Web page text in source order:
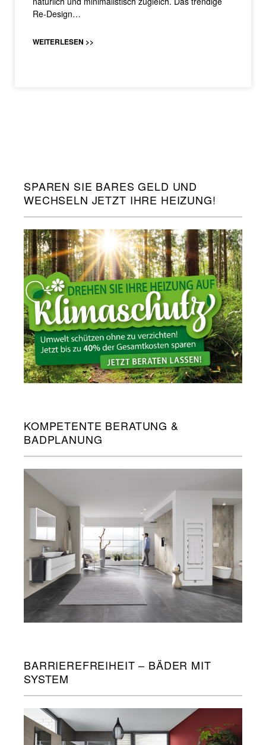
Re-Design…
WEITERLESEN >>
SPAREN SIE BARES GELD UND
WECHSELN JETZT IHRE HEIZUNG!
KOMPETENTE BERATUNG &
BADPLANUNG
BARRIEREFREIHEIT – BÄDER MIT
SYSTEM